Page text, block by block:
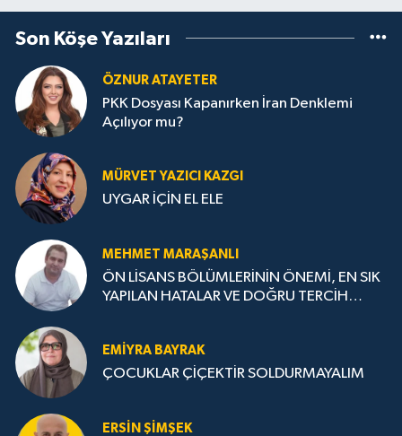
Son Köşe Yazıları
ÖZNUR ATAYETER
PKK Dosyası Kapanırken İran Denklemi
Açılıyor mu?
MÜRVET YAZICI KAZGI
UYGAR İÇİN EL ELE
MEHMET MARAŞANLI
ÖN LİSANS BÖLÜMLERİNİN ÖNEMİ, EN SIK
YAPILAN HATALAR VE DOĞRU TERCİH
EMIYRA BAYRAK
ÇOCUKLAR ÇİÇEKTİR SOLDURMAYALIM
ERSIN ŞIMŞEK